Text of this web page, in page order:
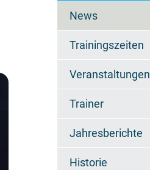
News
Trainingszeiten
Veranstaltungen
Trainer
Jahresberichte
Historie